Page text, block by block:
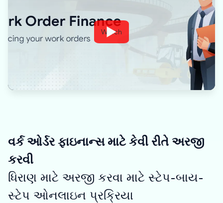
Watch
વર્ક ઓર્ડર ફાઇનાન્સ માટે કેવી રીતે અરજી
કરવી
ધિરાણ માટે અરજી કરવા માટે સ્ટેપ-બાય-
સ્ટેપ ઓનલાઇન પ્રક્રિયા